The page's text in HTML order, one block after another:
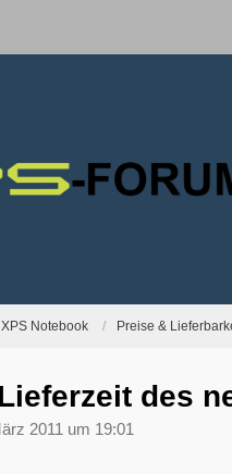
Notebook Preise &
des
2011 um 19:01